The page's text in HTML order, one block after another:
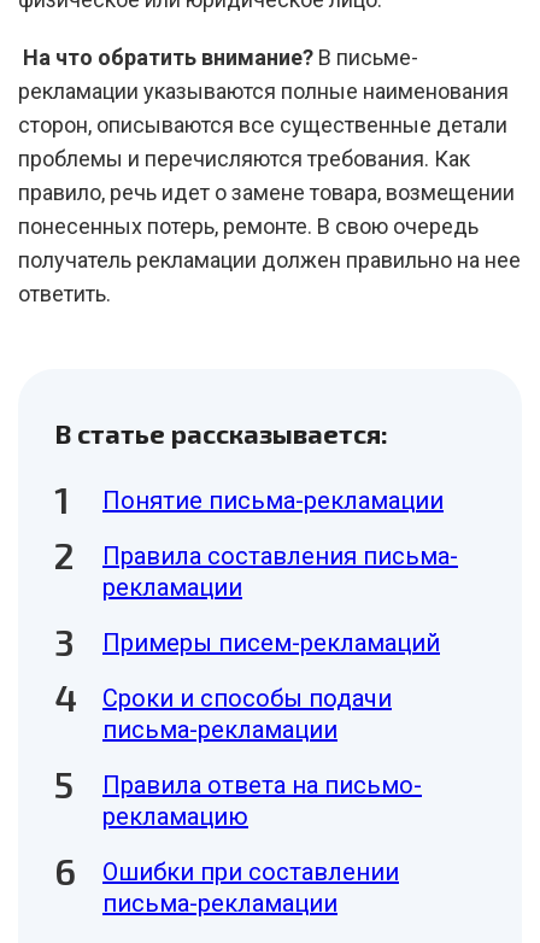
На что обратить внимание? В письме-
рекламации указываются полные наименования
сторон, описываются все существенные детали
проблемы и перечисляются требования. Как
правило, речь идет о замене товара, возмещении
понесенных потерь, ремонте. В свою очередь
получатель рекламации должен правильно на нее
ответить.
В статье рассказывается:
Понятие письма-рекламации
Правила составления письма-
рекламации
Примеры писем-рекламаций
Сроки и способы подачи
письма-рекламации
Правила ответа на письмо-
рекламацию
Ошибки при составлении
письма-рекламации